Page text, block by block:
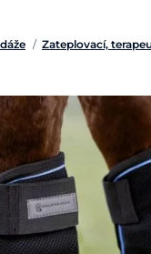
/ Zateplovací,